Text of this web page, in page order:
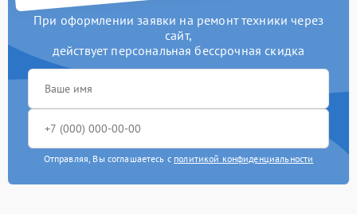
При оформлении заявки на ремонт техники через
сайт,
действует персональная бессрочная скидка
Отправляя, Вы соглашаетесь с политикой конфиденциальности